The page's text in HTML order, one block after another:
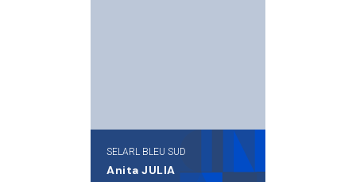
SELARL BLEU SUD
Anita JULIA